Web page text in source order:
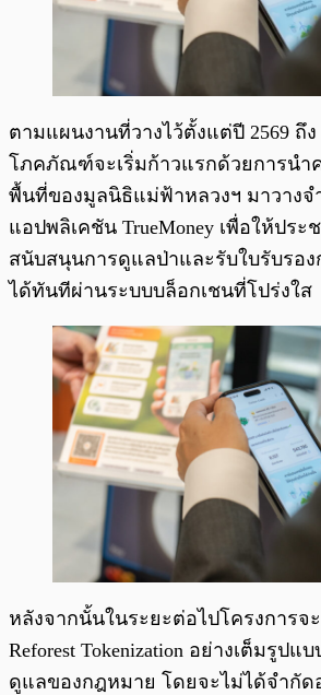
ตามแผนงานที่วางไว้ตั้งแต่ปี 2569 ถึง
โภคภัณฑ์จะเริ่มก้าวแรกด้วยการนำ
พื้นที่ของมูลนิธิแม่ฟ้าหลวงฯ มาวางจ
แอปพลิเคชัน TrueMoney เพื่อให้ปร
สนับสนุนการดูแลป่าและรับใบรับรอ
ได้ทันทีผ่านระบบบล็อกเชนที่โปร่งใส
หลังจากนั้นในระยะต่อไปโครงการจ
Reforest Tokenization อย่างเต็มรูปแ
ดูแลของกฎหมาย โดยจะไม่ได้จำกั